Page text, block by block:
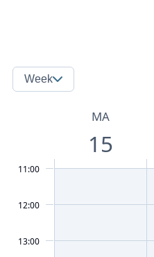
Week
MA
15
11:00
12:00
13:00